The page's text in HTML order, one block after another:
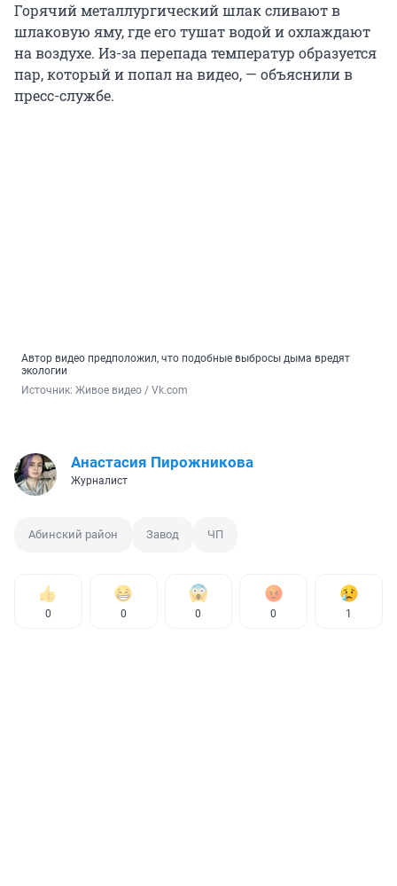
Горячий металлургический шлак сливают в
шлаковую яму, где его тушат водой и охлаждают
на воздухе. Из-за перепада температур образуется
пар, который и попал на видео, — объяснили в
пресс-службе.
Автор видео предположил, что подобные выбросы дыма вредят
экологии
Источник: Живое видео / Vk.com
Анастасия Пирожникова
Журналист
Абинский район Завод ЧП
0 0 0 0 1